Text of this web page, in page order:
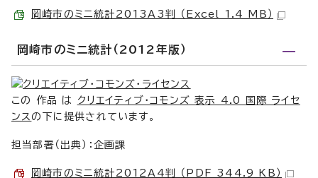
岡崎市のミニ統計2013A3判 （Excel 1.4 MB）
岡崎市のミニ統計（2012年版）
この 作品 は クリエイティブ・コモンズ 表示 4.0 国際 ライセ
ンスの下に提供されています。
担当部署（出典）：企画課
岡崎市のミニ統計2012A4判 （PDF 344.9 KB）